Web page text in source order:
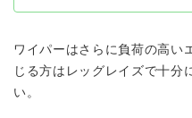
ワイパーはさらに負荷の高い
じる方はレッグレイズで十分
い。